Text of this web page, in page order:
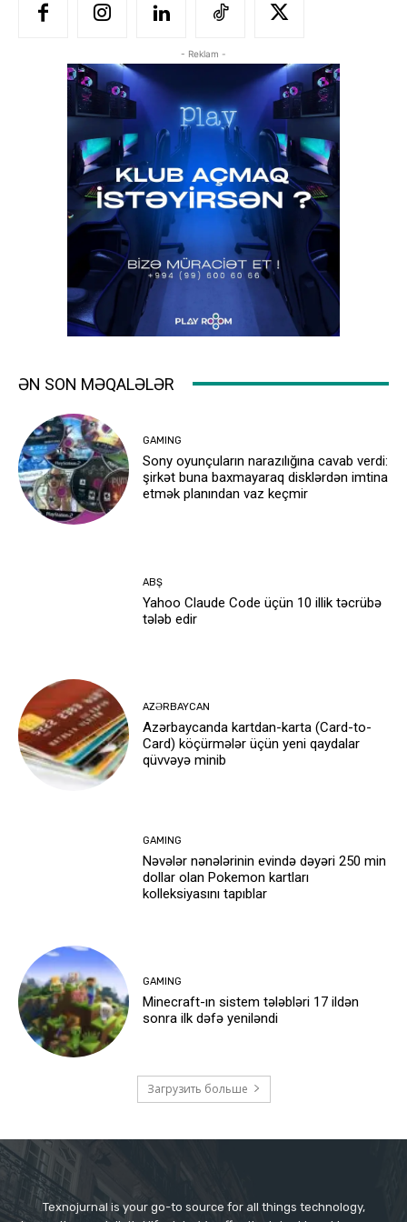
- Reklam -
ƏN SON MƏQALƏLƏR
GAMING
Sony oyunçuların narazılığına cavab verdi:
şirkət buna baxmayaraq disklərdən imtina
etmək planından vaz keçmir
ABŞ
Yahoo Claude Code üçün 10 illik təcrübə
tələb edir
AZƏRBAYCAN
Azərbaycanda kartdan-karta (Card-to-
Card) köçürmələr üçün yeni qaydalar
qüvvəyə minib
GAMING
Nəvələr nənələrinin evində dəyəri 250 min
dollar olan Pokemon kartları
kolleksiyasını tapıblar
GAMING
Minecraft-ın sistem tələbləri 17 ildən
sonra ilk dəfə yeniləndi
Загрузить больше
Texnojurnal is your go-to source for all things technology,